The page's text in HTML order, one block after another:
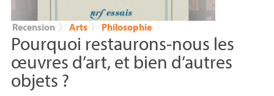
Recension 〉 Arts 〉 Philosophie
Pourquoi restaurons-nous les
œuvres d’art, et bien d’autres
objets ?